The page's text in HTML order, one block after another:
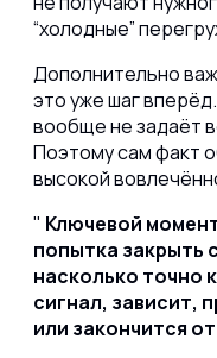
“холодные”
Дополнительно
это уже шаг
вообще не задаёт
Поэтому сам факт
высокой
Ключевой
попытка закрыть
насколько точно
сигнал, зависит,
или закончится